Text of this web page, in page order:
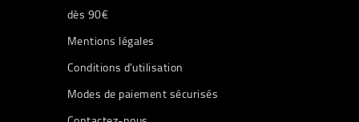
dès 90€
Mentions légales
Conditions d'utilisation
Modes de paiement sécurisés